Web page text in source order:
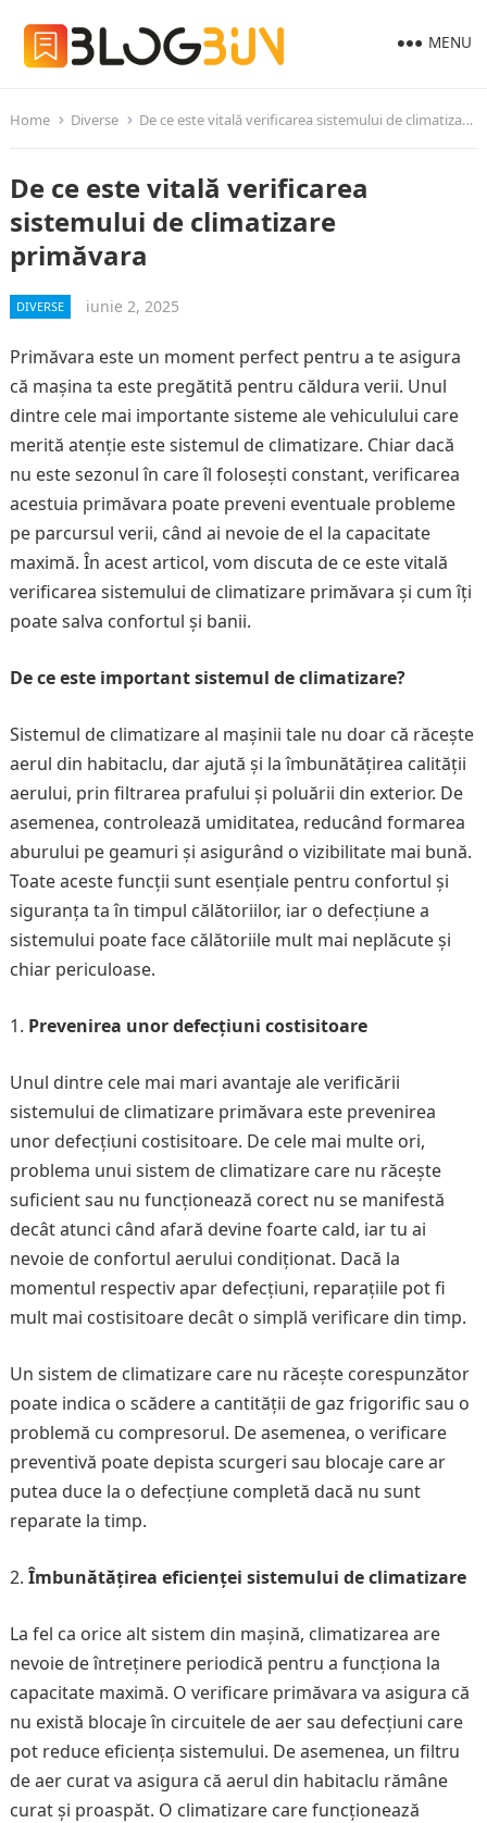
MENU
Home Diverse De ce este vitală verificarea sistemului de climatizare primăvara
De ce este vitală verificarea
sistemului de climatizare
primăvara
DIVERSE iunie 2, 2025
Primăvara este un moment perfect pentru a te asigura
că mașina ta este pregătită pentru căldura verii. Unul
dintre cele mai importante sisteme ale vehiculului care
merită atenție este sistemul de climatizare. Chiar dacă
nu este sezonul în care îl folosești constant, verificarea
acestuia primăvara poate preveni eventuale probleme
pe parcursul verii, când ai nevoie de el la capacitate
maximă. În acest articol, vom discuta de ce este vitală
verificarea sistemului de climatizare primăvara și cum îți
poate salva confortul și banii.
De ce este important sistemul de climatizare?
Sistemul de climatizare al mașinii tale nu doar că răcește
aerul din habitaclu, dar ajută și la îmbunătățirea calității
aerului, prin filtrarea prafului și poluării din exterior. De
asemenea, controlează umiditatea, reducând formarea
aburului pe geamuri și asigurând o vizibilitate mai bună.
Toate aceste funcții sunt esențiale pentru confortul și
siguranța ta în timpul călătoriilor, iar o defecțiune a
sistemului poate face călătoriile mult mai neplăcute și
chiar periculoase.
Prevenirea unor defecțiuni costisitoare
Unul dintre cele mai mari avantaje ale verificării
sistemului de climatizare primăvara este prevenirea
unor defecțiuni costisitoare. De cele mai multe ori,
problema unui sistem de climatizare care nu răcește
suficient sau nu funcționează corect nu se manifestă
decât atunci când afară devine foarte cald, iar tu ai
nevoie de confortul aerului condiționat. Dacă la
momentul respectiv apar defecțiuni, reparațiile pot fi
mult mai costisitoare decât o simplă verificare din timp.
Un sistem de climatizare care nu răcește corespunzător
poate indica o scădere a cantității de gaz frigorific sau o
problemă cu compresorul. De asemenea, o verificare
preventivă poate depista scurgeri sau blocaje care ar
putea duce la o defecțiune completă dacă nu sunt
reparate la timp.
Îmbunătățirea eficienței sistemului de climatizare
La fel ca orice alt sistem din mașină, climatizarea are
nevoie de întreținere periodică pentru a funcționa la
capacitate maximă. O verificare primăvara va asigura că
nu există blocaje în circuitele de aer sau defecțiuni care
pot reduce eficiența sistemului. De asemenea, un filtru
de aer curat va asigura că aerul din habitaclu rămâne
curat și proaspăt. O climatizare care funcționează